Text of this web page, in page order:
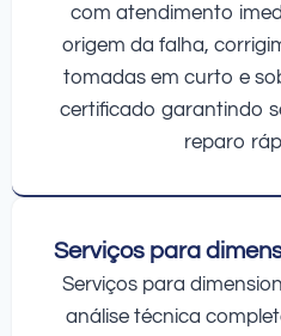
com atendimento
origem da falha,
tomadas em curto e
certificado garantindo
reparo
Serviços para
Serviços para
análise técnica